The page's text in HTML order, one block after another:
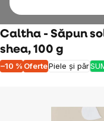
Caltha - Săpun
shea, 100 g
–10 % OfertePiele și păr